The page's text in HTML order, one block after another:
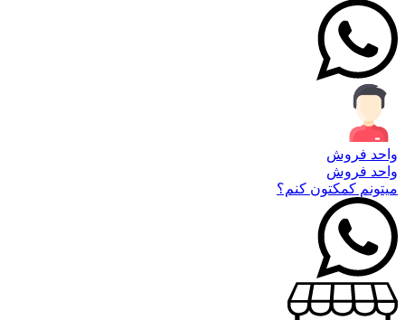
واحد فروش
واحد فروش
میتونم کمکتون کنم؟